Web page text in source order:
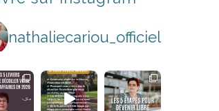
nathaliecariou_officiel